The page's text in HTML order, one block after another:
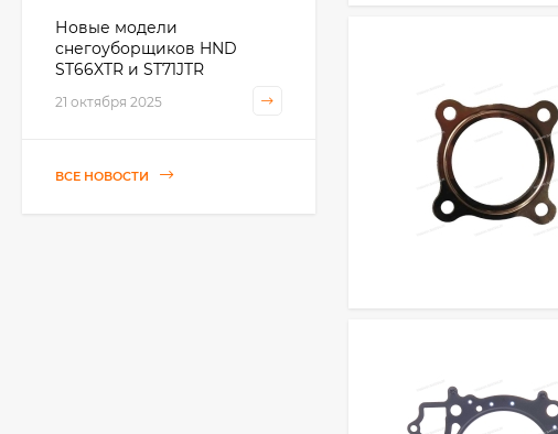
Новые модели
снегоуборщиков HND
ST66XTR и ST71JTR
21 октября 2025
ВСЕ НОВОСТИ